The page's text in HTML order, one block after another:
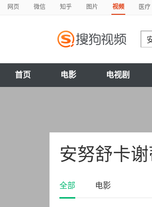
网页 微信 知乎 图片 视频 医疗
首页 电影 电视剧
安努舒卡谢
全部 电影